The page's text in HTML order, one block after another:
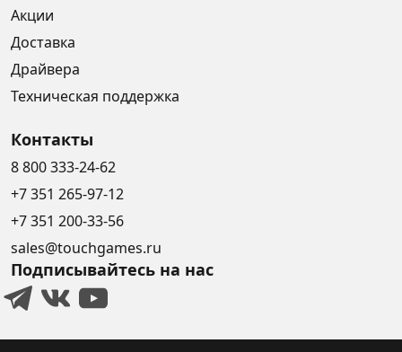
Акции
Доставка
Драйвера
Техническая поддержка
Контакты
8 800 333-24-62
+7 351 265-97-12
+7 351 200-33-56
sales@touchgames.ru
Подписывайтесь на нас